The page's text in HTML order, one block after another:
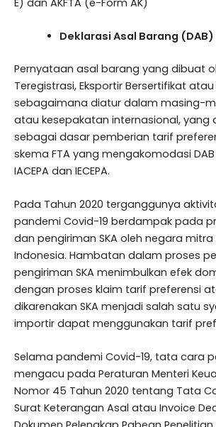
Deklarasi Asal Barang (DAB)
Pernyataan asal barang yang dibuat
Teregistrasi, Eksportir Bersertifikat
sebagaimana diatur dalam masing-
atau kesepakatan internasional, yang
sebagai dasar pemberian tarif
skema FTA yang mengakomodasi
IACEPA dan IECEPA.
Pada Tahun 2020 terganggunya
pandemi Covid-19 berdampak pada
dan pengiriman SKA oleh negara
Indonesia. Hambatan dalam proses
pengiriman SKA menimbulkan efek
dengan proses klaim tarif preferensi
dikarenakan SKA menjadi salah satu
importir dapat menggunakan tarif
Selama pandemi Covid-19, tata cara
mengacu pada Peraturan Menteri
Nomor 45 Tahun 2020 tentang Tata
Surat Keterangan Asal atau Invoice